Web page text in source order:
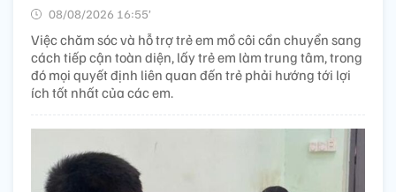
08/08/2026 16:55’
Việc chăm sóc và hỗ trợ trẻ em mồ côi cần chuyển sang
cách tiếp cận toàn diện, lấy trẻ em làm trung tâm, trong
đó mọi quyết định liên quan đến trẻ phải hướng tới lợi
ích tốt nhất của các em.